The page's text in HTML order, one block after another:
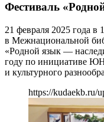
Фестиваль
21 февраля 2025 года в
в Межнациональной
«Родной язык —
году по инициативе
и культурного
https://kudaekb.ru/